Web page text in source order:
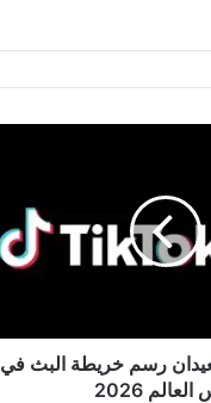
رسم خريطة البث في
2026